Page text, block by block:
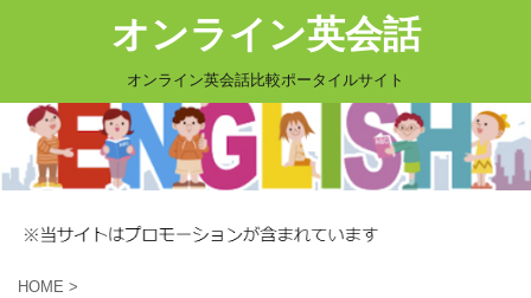
オンライン英会話
オンライン英会話比較ポータイルサイト
HOME >